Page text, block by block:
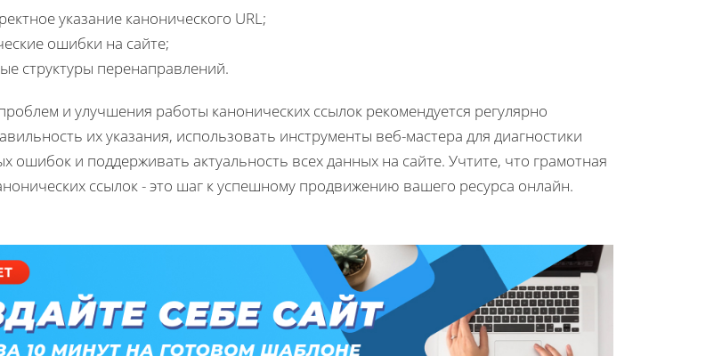
указание канонического URL;
ошибки на сайте;
структуры перенаправлений.
и улучшения работы канонических ссылок рекомендуется регулярно
их указания, использовать инструменты веб-мастера для диагностики
ошибок и поддерживать актуальность всех данных на сайте. Учтите, что грамотная
ссылок - это шаг к успешному продвижению вашего ресурса онлайн.